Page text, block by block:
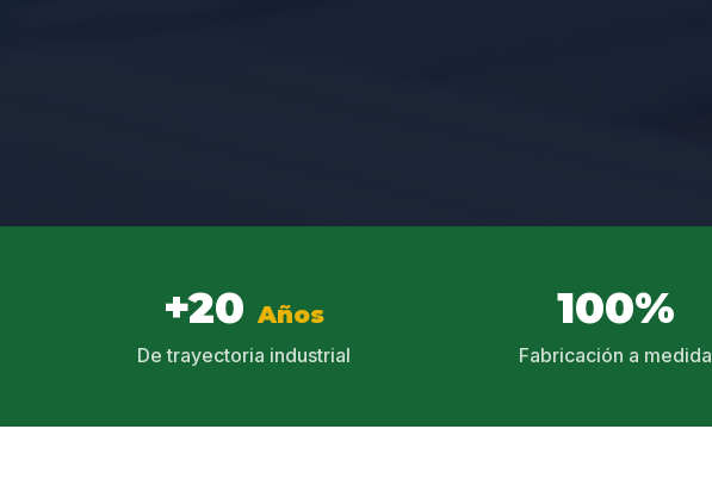
+20 Años
De trayectoria industrial
100%
Fabricación a medida